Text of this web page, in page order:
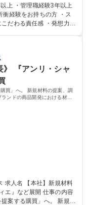
向けての
お取引先様への交渉業務
・開発した材料を使用し
本社】
パンティエ』など展開
上 ・管理職経験3年以上
だわる責任感 ・発想力、
》 『アンリ・シャ
買」へ。 新規材料の提案、調
ンドの商品開発における材料
展開 仕事の内容
案する購買」へ。 新規材